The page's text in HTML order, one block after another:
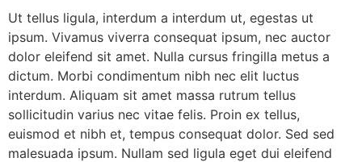
Ut tellus ligula, interdum a interdum ut, egestas ut
ipsum. Vivamus viverra consequat ipsum, nec auctor
dolor eleifend sit amet. Nulla cursus fringilla metus a
dictum. Morbi condimentum nibh nec elit luctus
interdum. Aliquam sit amet massa rutrum tellus
sollicitudin varius nec vitae felis. Proin ex tellus,
euismod et nibh et, tempus consequat dolor. Sed sed
malesuada ipsum. Nullam sed ligula eget dui eleifend